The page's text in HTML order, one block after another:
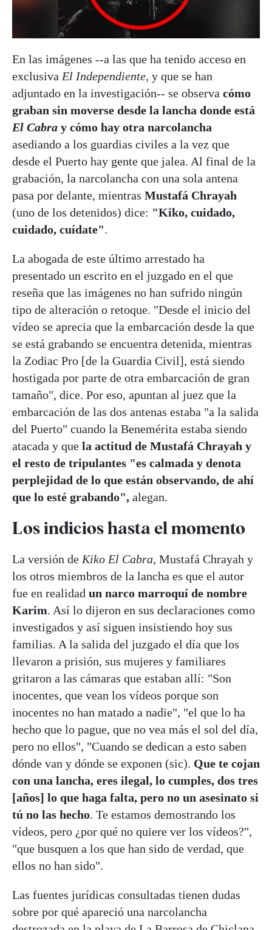
En las imágenes --a las que ha tenido acceso en
exclusiva El Independiente, y que se han
adjuntado en la investigación-- se observa cómo
graban sin moverse desde la lancha donde está
El Cabra y cómo hay otra narcolancha
asediando a los guardias civiles a la vez que
desde el Puerto hay gente que jalea. Al final de la
grabación, la narcolancha con una sola antena
pasa por delante, mientras Mustafá Chrayah
(uno de los detenidos) dice: "Kiko, cuidado,
cuidado, cuídate".
La abogada de este último arrestado ha
presentado un escrito en el juzgado en el que
reseña que las imágenes no han sufrido ningún
tipo de alteración o retoque. "Desde el inicio del
vídeo se aprecia que la embarcación desde la que
se está grabando se encuentra detenida, mientras
la Zodiac Pro [de la Guardia Civil], está siendo
hostigada por parte de otra embarcación de gran
tamaño", dice. Por eso, apuntan al juez que la
embarcación de las dos antenas estaba "a la salida
del Puerto" cuando la Benemérita estaba siendo
atacada y que la actitud de Mustafá Chrayah y
el resto de tripulantes "es calmada y denota
perplejidad de lo que están observando, de ahí
que lo esté grabando", alegan.
Los indicios hasta el momento
La versión de Kiko El Cabra, Mustafá Chrayah y
los otros miembros de la lancha es que el autor
fue en realidad un narco marroquí de nombre
Karim. Así lo dijeron en sus declaraciones como
investigados y así siguen insistiendo hoy sus
familias. A la salida del juzgado el día que los
llevaron a prisión, sus mujeres y familiares
gritaron a las cámaras que estaban allí: "Son
inocentes, que vean los vídeos porque son
inocentes no han matado a nadie", "el que lo ha
hecho que lo pague, que no vea más el sol del día,
pero no ellos", "Cuando se dedican a esto saben
dónde van y dónde se exponen (sic). Que te cojan
con una lancha, eres ilegal, lo cumples, dos tres
[años] lo que haga falta, pero no un asesinato si
tú no las hecho. Te estamos demostrando los
vídeos, pero ¿por qué no quiere ver los vídeos?",
"que busquen a los que han sido de verdad, que
ellos no han sido".
Las fuentes jurídicas consultadas tienen dudas
sobre por qué apareció una narcolancha